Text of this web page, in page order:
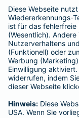
enthalten sind.
Für Lebens- und
Verein
Postfach 080632,
Für private
Ombudsmann für
Postfach 060222,